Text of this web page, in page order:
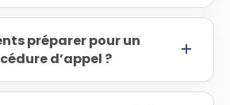
préparer pour un
d’appel ?